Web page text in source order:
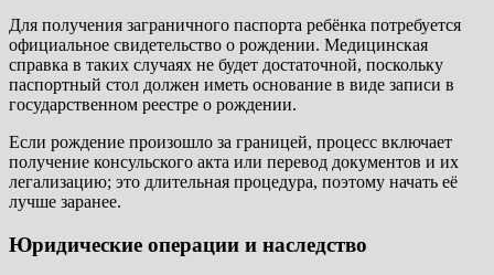
Для получения заграничного паспорта ребёнка потребуется
официальное свидетельство о рождении. Медицинская
справка в таких случаях не будет достаточной, поскольку
паспортный стол должен иметь основание в виде записи в
государственном реестре о рождении.
Если рождение произошло за границей, процесс включает
получение консульского акта или перевод документов и их
легализацию; это длительная процедура, поэтому начать её
лучше заранее.
Юридические операции и наследство